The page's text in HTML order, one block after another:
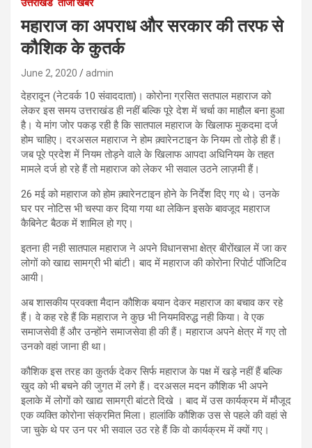
उत्तराखंड ताजा खबरें
महाराज का अपराध और सरकार की तरफ से
कौशिक के कुतर्क
June 2, 2020 admin
देहरादून (नेटवर्क 10 संवाददाता)। कोरोना ग्रसित सतपाल महाराज को
लेकर इस समय उत्तराखंड ही नहीं बल्कि पूरे देश में चर्चा का माहौल बना हुआ
है। ये मांग जोर पकड़ रही है कि सातपाल महाराज के खिलाफ मुकदमा दर्ज
होम चाहिए। दरअसल महाराज ने होम क़्वारेनटाइन के नियम तो तोड़े ही हैं।
जब पूरे प्रदेश में नियम तोड़ने वाले के खिलाफ आपदा अधिनियम के तहत
मामले दर्ज हो रहे हैं तो महाराज को लेकर भी सवाल उठने लाज़मी हैं।
26 मई को महाराज को होम क़्वारेनटाइन होने के निर्देश दिए गए थे। उनके
घर पर नोटिस भी चस्पा कर दिया गया था लेकिन इसके बावजूद महाराज
कैबिनेट बैठक में शामिल हो गए।
इतना ही नही सातपाल महाराज ने अपने विधानसभा क्षेत्र बीरोंखाल में जा कर
लोगों को खाद्य सामग्री भी बांटी। बाद में महाराज की कोरोना रिपोर्ट पॉजिटिव
आयी।
अब शासकीय प्रवक्ता मैदान कौशिक बयान देकर महाराज का बचाव कर रहे
हैं। वे कह रहे हैं कि महाराज ने कुछ भी नियमविरुद्ध नही किया। वे एक
समाजसेवी हैं और उन्होंने समाजसेवा ही की हैं। महाराज अपने क्षेत्र में गए तो
उनको वहां जाना ही था।
कौशिक इस तरह का कुतर्क देकर सिर्फ महाराज के पक्ष में खड़े नहीं हैं बल्कि
खुद को भी बचने की जुगत में लगे हैं। दरअसल मदन कौशिक भी अपने
इलाके में लोगों को खाद्य सामग्री बांटते दिखे । बाद में उस कार्यक्रम में मौजूद
एक व्यक्ति कोरोना संक्रमित मिला। हालांकि कौशिक उस से पहले की वहां से
जा चुके थे पर उन पर भी सवाल उठ रहे हैं कि वो कार्यक्रम में क्यों गए।